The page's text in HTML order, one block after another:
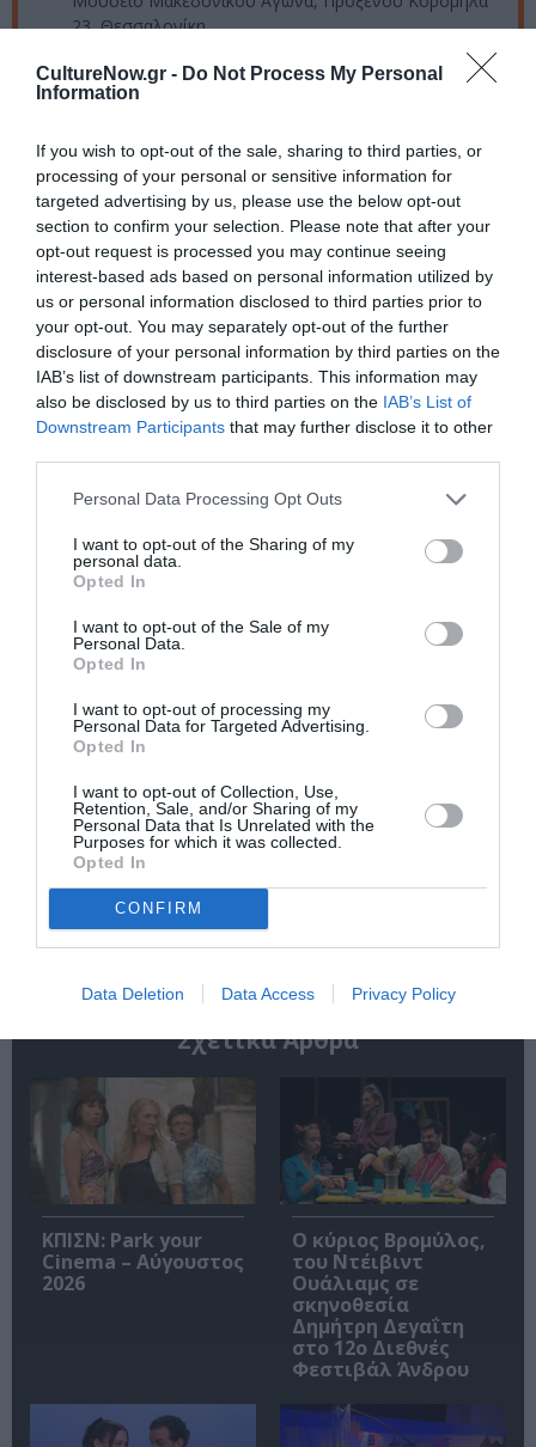
CultureNow.gr - Do Not Process My Personal
Information
If you wish to opt-out of the sale, sharing to third parties, or
processing of your personal or sensitive information for
targeted advertising by us, please use the below opt-out
section to confirm your selection. Please note that after your
opt-out request is processed you may continue seeing
interest-based ads based on personal information utilized by
us or personal information disclosed to third parties prior to
your opt-out. You may separately opt-out of the further
disclosure of your personal information by third parties on the
IAB’s list of downstream participants. This information may
also be disclosed by us to third parties on the IAB’s List of
Downstream Participants that may further disclose it to other
Personal Data Processing Opt Outs
I want to opt-out of the Sharing of my
personal data.
Opted In
I want to opt-out of the Sale of my
Personal Data.
Opted In
I want to opt-out of processing my
Personal Data for Targeted Advertising.
Opted In
I want to opt-out of Collection, Use,
Retention, Sale, and/or Sharing of my
Personal Data that Is Unrelated with the
Purposes for which it was collected.
Opted In
CONFIRM
Data Deletion Data Access Privacy Policy
23, Θεσσαλονίκη
Eισιτήρια:
ημέρες) για αδέρφια και παρέες φίλων
Πληροφορίες / Κρατήσεις:
Τηλ: 2310 229 778 |imma.edu.gr
Ακολουθήστε το Culturenow.gr στοGoogle Newsκαι
μάθετε πρώτοι όλες τις ειδήσεις
Δείτε όλα τατελευταία νέαγια την Τέχνη και τον
Πολιτισμό στοCulturenow.gr
Νέοι Διαγωνισμοί❯
ΔΡΑΣΤΗΡΙΟΤΗΤΕΣ ΓΙΑ ΠΑΙΔΙΑ
Κάθε βδομάδα στο e-mail σας τα τελευταία νέα για
την Τέχνη και τον Πολιτισμό!
Ακολουθήστε το Culturenow.gr
Σχετικά Άρθρα
ΚΠΙΣΝ: Park your
Cinema – Αύγουστος
2026
O κύριος Βρομύλος,
του Ντέιβιντ
Ουάλιαμς σε
σκηνοθεσία
Δημήτρη Δεγαΐτη
στο 12ο Διεθνές
Φεστιβάλ Άνδρου